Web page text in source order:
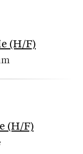
(H/F)
(H/F)